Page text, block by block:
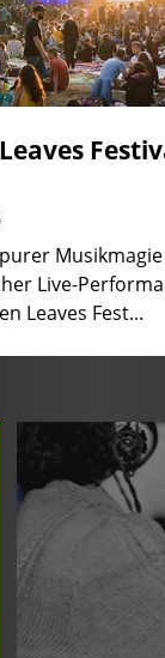
Live-
Leaves Fest...